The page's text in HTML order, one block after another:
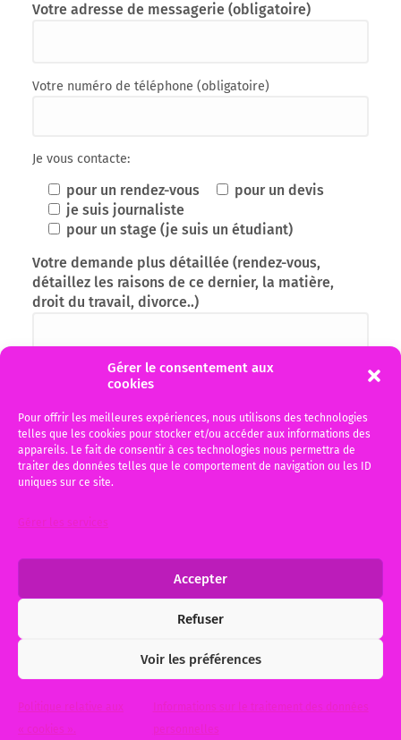
Gérer le consentement aux
cookies
Pour offrir les meilleures expériences, nous utilisons des technologies
telles que les cookies pour stocker et/ou accéder aux informations des
appareils. Le fait de consentir à ces technologies nous permettra de
traiter des données telles que le comportement de navigation ou les ID
uniques sur ce site.
Gérer les services
Accepter
Refuser
Voir les préférences
Politique relative aux
« cookies ».
Informations sur le traitement des données
personnelles
Votre adresse de messagerie (obligatoire)
Votre numéro de téléphone (obligatoire)
Je vous contacte:
pour un rendez-vous
pour un devis
je suis journaliste
pour un stage (je suis un étudiant)
Votre demande plus détaillée (rendez-vous,
détaillez les raisons de ce dernier, la matière,
droit du travail, divorce..)
recueil des données personnelles en cliquant
l'accepte
© 2026 Me Michèle BAUER, Votre avocat à Bordeaux et Gujan-
. Theme by Anders Norén